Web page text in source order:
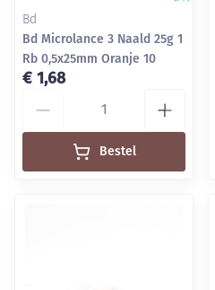
Bd
Bd Microlance 3 Naald 25g 1
Rb 0,5x25mm Oranje 10
€ 1,68
Bestel